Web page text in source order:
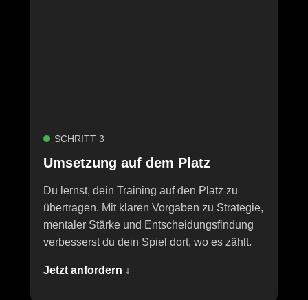
SCHRITT 3
Umsetzung auf dem Platz
Du lernst, dein Training auf den Platz zu
übertragen. Mit klaren Vorgaben zu Strategie,
mentaler Stärke und Entscheidungsfindung
verbesserst du dein Spiel dort, wo es zählt.
Jetzt anfordern ↓